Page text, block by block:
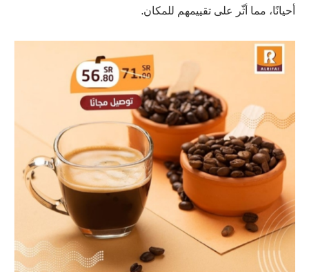
أحيانًا، مما أثّر على تقييمهم للمكان.